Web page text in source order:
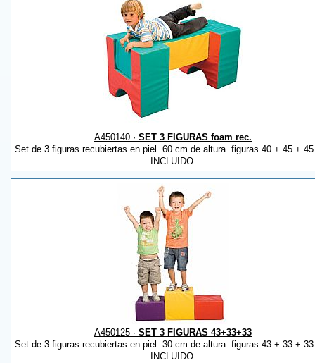
A450140 · SET 3 FIGURAS foam rec.
Set de 3 figuras recubiertas en piel. 60 cm de altura. figuras 40 + 45 +
INCLUIDO.
A450125 · SET 3 FIGURAS 43+33+33
Set de 3 figuras recubiertas en piel. 30 cm de altura. figuras 43 + 33 +
INCLUIDO.